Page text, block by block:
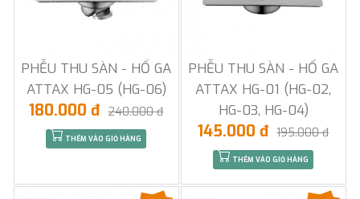
PHỄU THU SÀN - HỐ GA
ATTAX HG-05 (HG-06)
180.000 đ 240.000 đ
THÊM VÀO GIỎ HÀNG
PHỄU THU SÀN - HỐ GA
ATTAX HG-01 (HG-02,
HG-03, HG-04)
145.000 đ 195.000 đ
THÊM VÀO GIỎ HÀNG